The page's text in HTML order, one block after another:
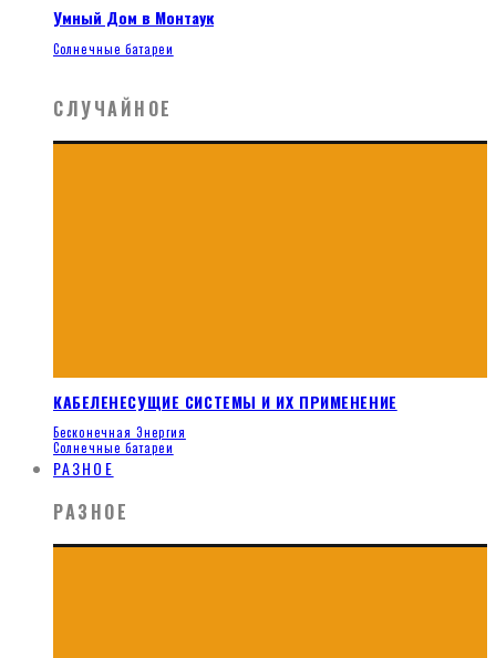
Умный Дом в Монтаук
Солнечные батареи
СЛУЧАЙНОЕ
КАБЕЛЕНЕСУЩИЕ СИСТЕМЫ И ИХ ПРИМЕНЕНИЕ
Бесконечная Энергия
Солнечные батареи
РАЗНОЕ
РАЗНОЕ